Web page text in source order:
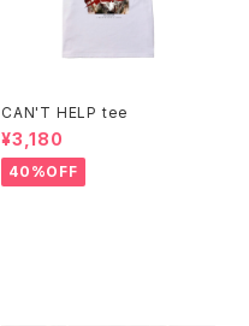
CAN'T HELP tee
¥3,180
40%OFF